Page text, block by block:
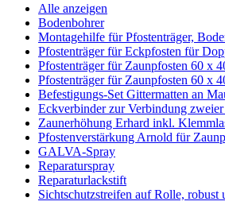
Alle anzeigen
Bodenbohrer
Montagehilfe für Pfostenträger,
Pfostenträger für Eckpfosten für
Pfostenträger für Zaunpfosten 60 x
Pfostenträger für Zaunpfosten 60 x
Befestigungs-Set Gittermatten an
Eckverbinder zur Verbindung
Zaunerhöhung Erhard inkl.
Pfostenverstärkung Arnold für
GALVA-Spray
Reparaturspray
Reparaturlackstift
Sichtschutzstreifen auf Rolle, robust